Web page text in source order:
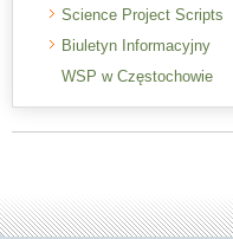
Science Project Scripts
Biuletyn Informacyjny
WSP w Częstochowie